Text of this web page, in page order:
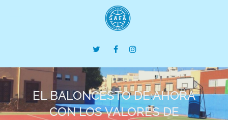
EL BALONCESTO DE AHORA
CON LOS VALORES DE